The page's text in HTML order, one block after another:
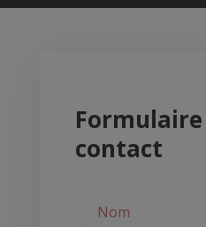
Formulaire
contact